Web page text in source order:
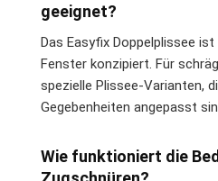
geeignet?
Das Easyfix Doppelplissee
Fenster konzipiert. Für
spezielle Plissee-Varianten,
Gegebenheiten angepasst
Wie funktioniert die